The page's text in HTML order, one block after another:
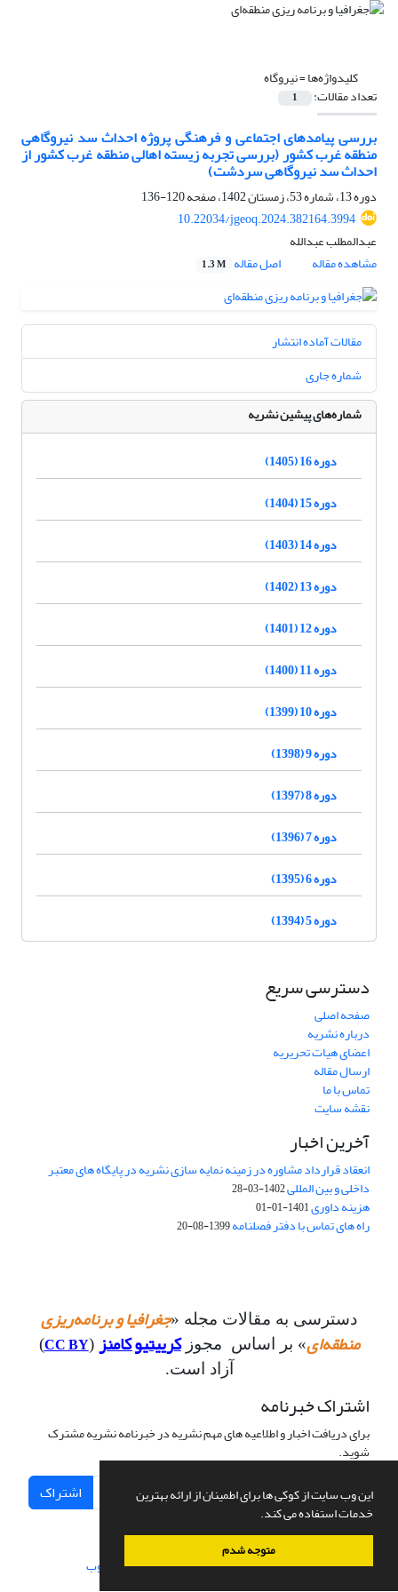
این وب سایت از کوکی ها برای اطمینان از ارائه بهترین
خدمات استفاده می کند.
متوجه شدم
کلیدواژه‌ها =نیروگاه
تعداد مقالات: 1
بررسی پیامدهای اجتماعی و فرهنگی پروژه احداث سد نیروگاهی
منطقه غرب کشور (بررسی تجربه زیسته اهالی منطقه غرب کشور از
احداث سد نیروگاهی سردشت)
دوره 13، شماره 53، زمستان 1402، صفحه
120-136
10.22034/jgeoq.2024.382164.3994
عبدالمطلب عبدالله
مشاهده مقاله
اصل مقاله 1.3 M
مقالات آماده انتشار
شماره جاری
شماره‌های پیشین نشریه
دوره 16 (1405)
دوره 15 (1404)
دوره 14 (1403)
دوره 13 (1402)
دوره 12 (1401)
دوره 11 (1400)
دوره 10 (1399)
دوره 9 (1398)
دوره 8 (1397)
دوره 7 (1396)
دوره 6 (1395)
دوره 5 (1394)
دسترسی سریع
صفحه اصلی
درباره نشریه
اعضای هیات تحریریه
ارسال مقاله
تماس با ما
نقشه سایت
آخرین اخبار
انعقاد قرارداد مشاوره در زمینه نمایه سازی نشریه در پایگاه های معتبر
داخلی و بین المللی1402-03-28
هزینه داوری1401-01-01
راه های تماس با دفتر فصلنامه1399-08-20
دسترسی به مقالات مجله «جغرافیا و برنامه‌ریزی
منطقه‌ای» بر اساس مجوزکرییتیو کامنز (
CC BY
)
آزاد است.
اشتراک خبرنامه
برای دریافت اخبار و اطلاعیه های مهم نشریه در خبرنامه نشریه مشترک
شوید.
اشتراک
سامانه مدیریت نشریات علمی.طراحی و پیاده سازی از سیناوب